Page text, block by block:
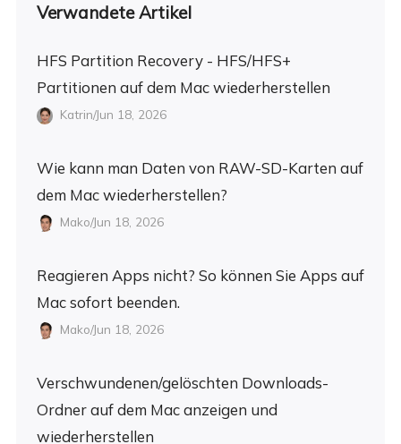
Verwandete Artikel
HFS Partition Recovery - HFS/HFS+
Partitionen auf dem Mac wiederherstellen
Katrin/Jun 18, 2026
Wie kann man Daten von RAW-SD-Karten auf
dem Mac wiederherstellen?
Mako/Jun 18, 2026
Reagieren Apps nicht? So können Sie Apps auf
Mac sofort beenden.
Mako/Jun 18, 2026
Verschwundenen/gelöschten Downloads-
Ordner auf dem Mac anzeigen und
wiederherstellen